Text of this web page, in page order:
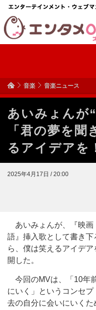
音楽 音楽ニュース
あいみょんが
「君の夢を聞
るアイデアを
2025年4月17日 / 20:00
あいみょんが、『映画
語』挿入歌として書き
ら、僕は笑えるアイデ
開した。
今回のMVは、「10年
にいく」というコンセ
去の自分に会いにいく